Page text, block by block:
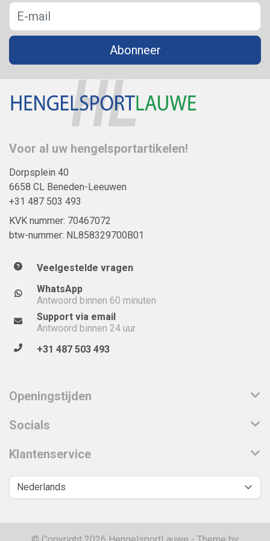
Abonneer
Voor al uw hengelsportartikelen!
Dorpsplein 40
6658 CL Beneden-Leeuwen
+31 487 503 493
KVK nummer: 70467072
btw-nummer: NL858329700B01
Veelgestelde vragen
WhatsApp
Antwoord binnen 60 minuten
Support via email
Antwoord binnen 24 uur
+31 487 503 493
Openingstijden
Socials
Klantenservice